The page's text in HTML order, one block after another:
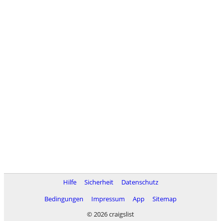
Hilfe Sicherheit
Datenschutz
Bedingungen
Impressum App
Sitemap
© 2026 craigslist